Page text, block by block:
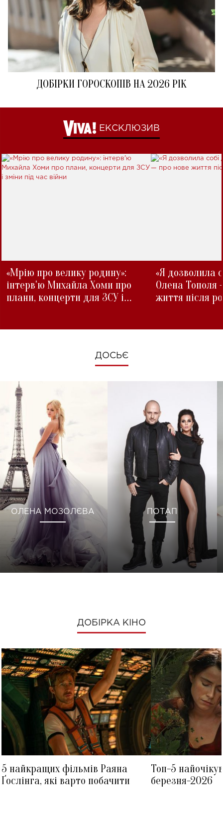
ДОБІРКИ ГОРОСКОПІВ НА 2026 РІК
ЕКСКЛЮЗИВ
«Мрію про велику родину»:
інтерв'ю Михайла Хоми про
плани, концерти для ЗСУ і
«Я дозволила
Олена Тополя
життя після
ДОСЬЄ
ОЛЕНА МОЗОЛЄВА ПОТАП
ДОБІРКА КІНО
5 найкращих фільмів Раяна
Ґослінга, які варто побачити
Топ-5
березня-2026